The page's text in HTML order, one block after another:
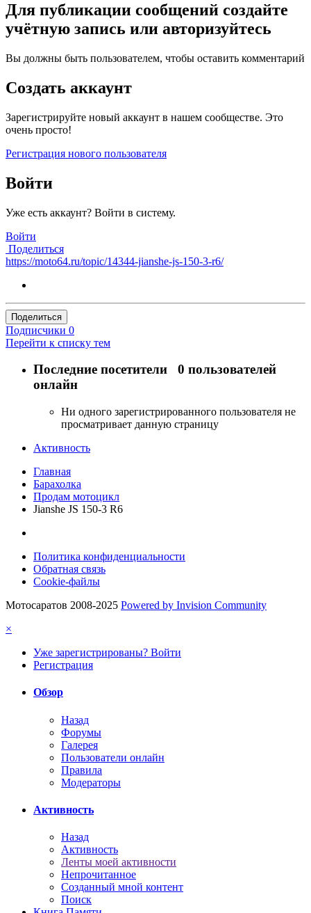
Для публикации сообщений создайте
учётную запись или авторизуйтесь
Вы должны быть пользователем, чтобы оставить комментарий
Создать аккаунт
Зарегистрируйте новый аккаунт в нашем сообществе. Это
очень просто!
Регистрация нового пользователя
Войти
Уже есть аккаунт? Войти в систему.
Войти
Поделиться
https://moto64.ru/topic/14344-jianshe-js-150-3-r6/
Поделиться
Подписчики 0
Перейти к списку тем
Последние посетители 0 пользователей
онлайн
Ни одного зарегистрированного пользователя не
просматривает данную страницу
Активность
Главная
Барахолка
Продам мотоцикл
Jianshe JS 150-3 R6
Политика конфиденциальности
Обратная связь
Cookie-файлы
Мотосаратов 2008-2025 Powered by Invision Community
×
Уже зарегистрированы? Войти
Регистрация
Обзор
Назад
Форумы
Галерея
Пользователи онлайн
Правила
Модераторы
Активность
Назад
Активность
Ленты моей активности
Непрочитанное
Созданный мной контент
Поиск